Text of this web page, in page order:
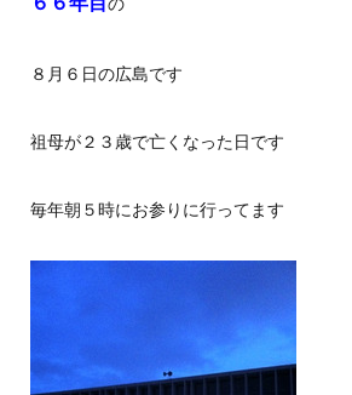
８月６日の広島です
祖母が２３歳で亡くなった日です
毎年朝５時にお参りに行ってます